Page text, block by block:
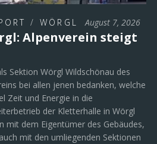
/ WÖRGL August 7, 2026
Alpenverein steigt
Sektion Wörgl Wildschönau des
bei allen jenen bedanken, welche
Zeit und Energie in die
der Kletterhalle in Wörgl
mit dem Eigentümer des Gebäudes,
mit den umliegenden Sektionen